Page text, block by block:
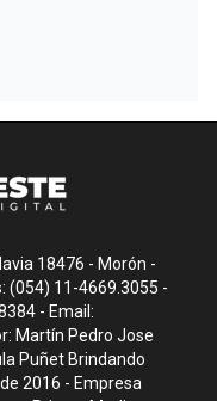
18476 - Morón -
(054) 11-4669.3055 -
- Email:
Martín Pedro Jose
Puñet Brindando
2016 - Empresa